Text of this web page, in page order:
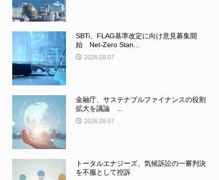
SBTi、FLAG基準改定に向け意見募集開
始 Net-Zero Stan...
2026.08.07
金融庁、サステナブルファイナンスの役割
拡大を議論 ...
2026.08.07
トータルエナジーズ、気候訴訟の一審判決
を不服として控訴